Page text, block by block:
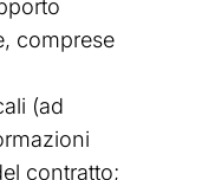
comprese
(ad
contratto;